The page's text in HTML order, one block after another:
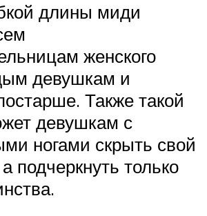
длины миди
женского
девушкам и
Также такой
девушкам с
ногами скрыть свой
подчеркнуть только